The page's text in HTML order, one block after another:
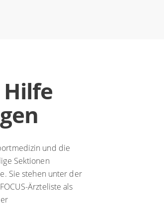
und die
Sektionen
Sie stehen unter der
Ärzteliste als